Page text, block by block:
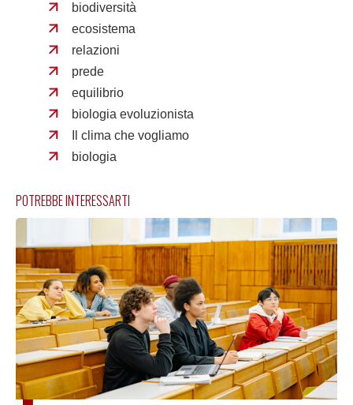
biodiversità
ecosistema
relazioni
prede
equilibrio
biologia evoluzionista
Il clima che vogliamo
biologia
POTREBBE INTERESSARTI